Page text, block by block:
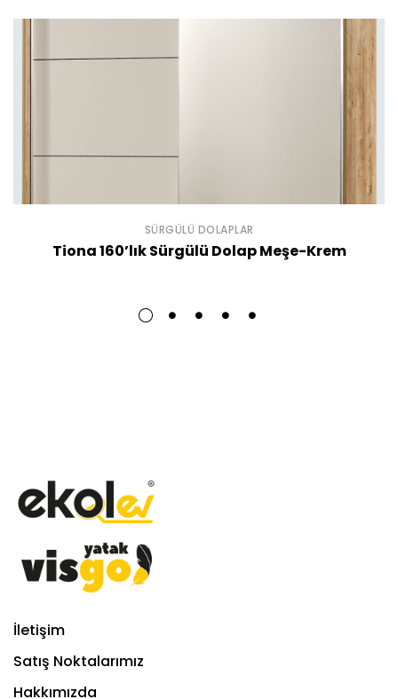
SÜRGÜLÜ DOLAPLAR
Tiona 160’lık Sürgülü Dolap Meşe-Krem
İletişim
Satış Noktalarımız
Hakkımızda